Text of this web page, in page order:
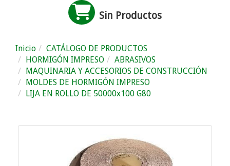
Sin Productos
Inicio
CATÁLOGO DE PRODUCTOS
HORMIGÓN IMPRESO
ABRASIVOS
MAQUINARIA Y ACCESORIOS DE CONSTRUCCIÓN
MOLDES DE HORMIGÓN IMPRESO
LIJA EN ROLLO DE 50000x100 G80